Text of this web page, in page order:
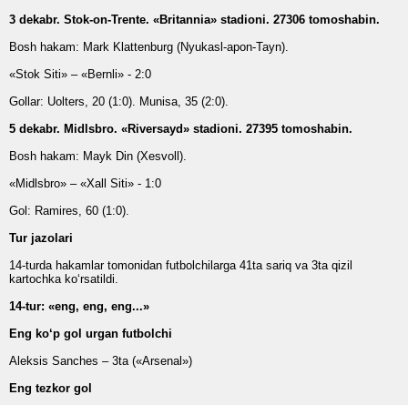
3 dekabr. Stok-on-Trente. «Britannia» stadioni. 27306 tomoshabin.
Bosh hakam: Mark Klattenburg (Nyukasl-apon-Tayn).
«Stok Siti» – «Bernli» - 2:0
Gollar: Uolters, 20 (1:0). Munisa, 35 (2:0).
5 dekabr. Midlsbro. «Riversayd» stadioni. 27395 tomoshabin.
Bosh hakam: Mayk Din (Xesvoll).
«Midlsbro» – «Xall Siti» - 1:0
Gol: Ramires, 60 (1:0).
Tur jazolari
14-turda hakamlar tomonidan futbolchilarga 41ta sariq va 3ta qizil
kartochka ko‘rsatildi.
14-tur: «eng, eng, eng...»
Eng ko‘p gol urgan futbolchi
Aleksis Sanches – 3ta («Arsenal»)
Eng tezkor gol